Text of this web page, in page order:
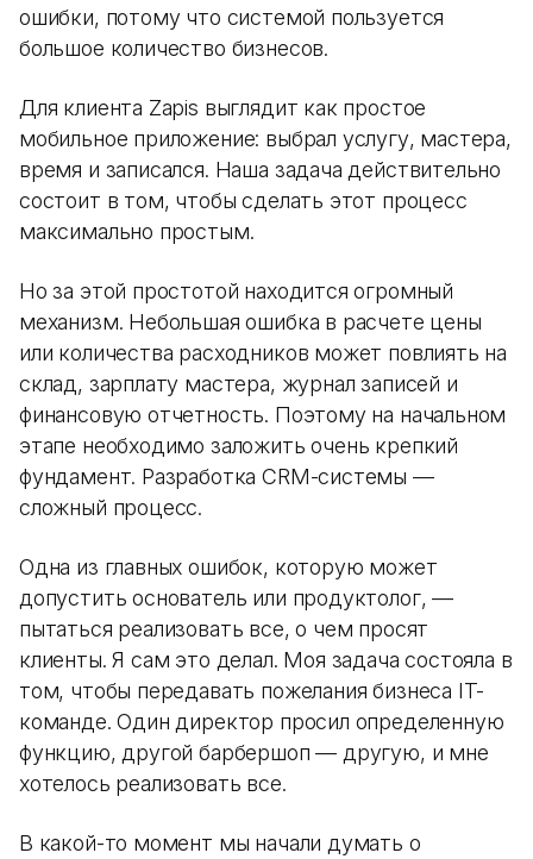
ошибки, потому что системой пользуется
большое количество бизнесов.
Для клиента Zapis выглядит как простое
мобильное приложение: выбрал услугу, мастера,
время и записался. Наша задача действительно
состоит в том, чтобы сделать этот процесс
максимально простым.
Но за этой простотой находится огромный
механизм. Небольшая ошибка в расчете цены
или количества расходников может повлиять на
склад, зарплату мастера, журнал записей и
финансовую отчетность. Поэтому на начальном
этапе необходимо заложить очень крепкий
фундамент. Разработка CRM-системы —
сложный процесс.
Одна из главных ошибок, которую может
допустить основатель или продуктолог, —
пытаться реализовать все, о чем просят
клиенты. Я сам это делал. Моя задача состояла в
том, чтобы передавать пожелания бизнеса IT-
команде. Один директор просил определенную
функцию, другой барбершоп — другую, и мне
хотелось реализовать все.
В какой-то момент мы начали думать о